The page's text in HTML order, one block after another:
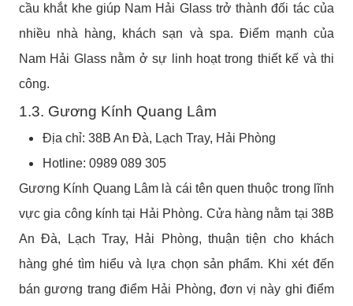
cầu khắt khe giúp Nam Hải Glass trở thành đối tác của
nhiều nhà hàng, khách sạn và spa. Điểm mạnh của
Nam Hải Glass nằm ở sự linh hoạt trong thiết kế và thi
công.
1.3. Gương Kính Quang Lâm
Địa chỉ: 38B An Đà, Lạch Tray, Hải Phòng
Hotline: 0989 089 305
Gương Kính Quang Lâm là cái tên quen thuộc trong lĩnh
vực gia công kính tại Hải Phòng. Cửa hàng nằm tại 38B
An Đà, Lạch Tray, Hải Phòng, thuận tiện cho khách
hàng ghé tìm hiểu và lựa chọn sản phẩm. Khi xét đến
bán gương trang điểm Hải Phòng, đơn vị này ghi điểm